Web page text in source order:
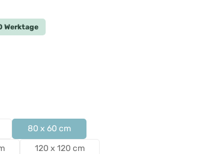
Werktage
80 x 60 cm
120 x 120 cm